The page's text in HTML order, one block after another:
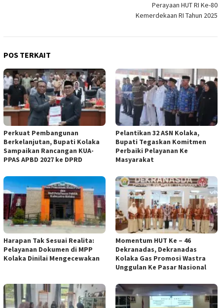
Perayaan HUT RI Ke-80
Kemerdekaan RI Tahun 2025
POS TERKAIT
Perkuat Pembangunan
Berkelanjutan, Bupati Kolaka
Sampaikan Rancangan KUA-
PPAS APBD 2027 ke DPRD
Pelantikan 32 ASN Kolaka,
Bupati Tegaskan Komitmen
Perbaiki Pelayanan Ke
Masyarakat
Harapan Tak Sesuai Realita:
Pelayanan Dokumen di MPP
Kolaka Dinilai Mengecewakan
Momentum HUT Ke – 46
Dekranadas, Dekranadas
Kolaka Gas Promosi Wastra
Unggulan Ke Pasar Nasional